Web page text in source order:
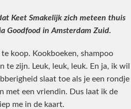
Keet Smakelijk zich meteen thuis
Goodfood in Amsterdam Zuid.
te koop. Kookboeken, shampoo
te zijn. Leuk, leuk, leuk. En ja, ik wil
slaat toe als je een rondje
met een vriendin. Dus laat ik de
me in de kaart.